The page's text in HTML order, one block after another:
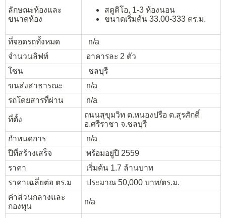
ลักษณะห้องและ
ขนาดห้อง
สตูดิโอ, 1-3 ห้องนอน
ขนาดเริ่มต้น 33.00-333 ตร.ม.
ที่จอดรถทั้งหมด
n/a
จำนวนลิฟท์
อาคารละ 2 ตัว
โซน
ชลบุรี
ขนส่งสาธารณะ
n/a
รถโดยสารที่ผ่าน
n/a
ที่ตั้ง
ถนนสุขุมวิท ต.หนองปรือ ต.สุรศักดิ์
อ.ศรีราชา จ.ชลบุรี
กำหนดการ
n/a
ปีที่สร้างเสร็จ
พร้อมอยู่ปี 2559
ราคา
เริ่มต้น 1.7 ล้านบาท
ราคาเฉลี่ยต่อ ตร.ม
ประมาณ 50,000 บาท/ตร.ม.
ค่าส่วนกลางและ
กองทุน
n/a